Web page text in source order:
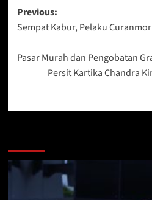
Post
navigation
Previous:
Sempat Kabur, Pelaku
Pasar Murah dan Pengobatan
Persit Kartika Chandra